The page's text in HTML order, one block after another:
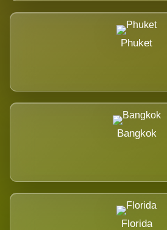
Phuket
Bangkok
Florida